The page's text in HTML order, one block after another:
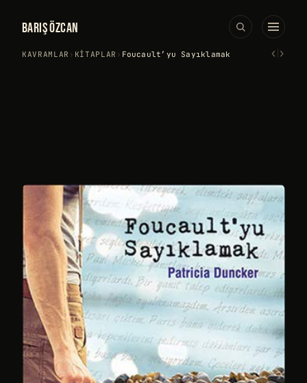
BARIŞ ÖZCAN
KAVRAMLAR › KITAPLAR › Foucault’yu Sayıklamak ‹›